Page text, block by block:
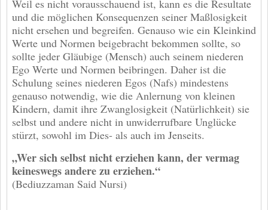
Weil es nicht vorausschauend ist, kann es die Resultate
und die möglichen Konsequenzen seiner Maßlosigkeit
nicht ersehen und begreifen. Genauso wie ein Kleinkind
Werte und Normen beigebracht bekommen sollte, so
sollte jeder Gläubige (Mensch) auch seinem niederen
Ego Werte und Normen beibringen. Daher ist die
Schulung seines niederen Egos (Nafs) mindestens
genauso notwendig, wie die Anlernung von kleinen
Kindern, damit ihre Zwanglosigkeit (Natürlichkeit) sie
selbst und andere nicht in unwiderrufbare Unglücke
stürzt, sowohl im Dies- als auch im Jenseits.
„Wer sich selbst nicht erziehen kann, der vermag
keineswegs andere zu erziehen.“
(Bediuzzaman Said Nursi)